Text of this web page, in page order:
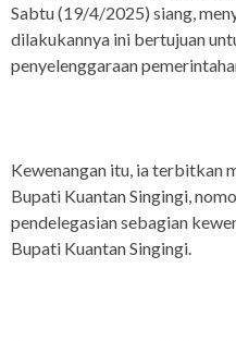
Sabtu (19/4/2025) siang,
dilakukannya ini bertujuan
penyelenggaraan
Kewenangan itu, ia terbitkan
Bupati Kuantan Singingi,
pendelegasian sebagian
Bupati Kuantan Singingi.